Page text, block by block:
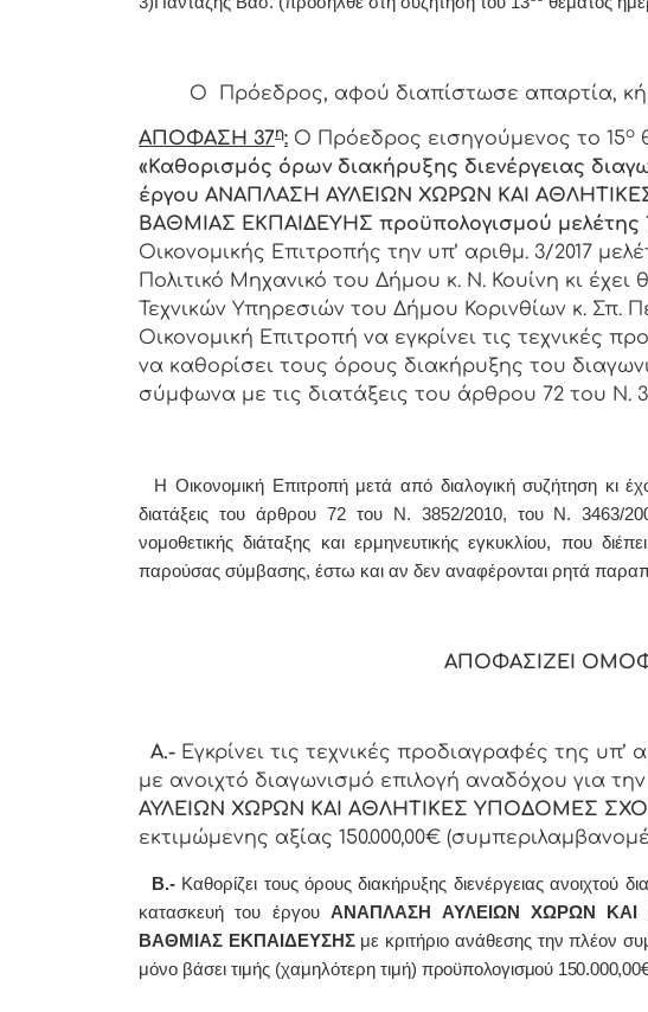
Ο Πρόεδρος, αφού διαπίστωσε απαρτία,
ΑΠΟΦΑΣΗ 37η: Ο Πρόεδρος εισηγούμενος το 15ο
«Καθορισμός όρων διακήρυξης διενέργειας
έργου ΑΝΑΠΛΑΣΗ ΑΥΛΕΙΩΝ ΧΩΡΩΝ ΚΑΙ
ΒΑΘΜΙΑΣ ΕΚΠΑΙΔΕΥΗΣ προϋπολογισμού μελέτης
Οικονομικής Επιτροπής την υπ’ αριθμ. 3/2017
Πολιτικό Μηχανικό του Δήμου κ. Ν. Κουίνη κι
Τεχνικών Υπηρεσιών του Δήμου Κορινθίων κ. Σπ.
Οικονομική Επιτροπή να εγκρίνει τις τεχνικές
να καθορίσει τους όρους διακήρυξης του
σύμφωνα με τις διατάξεις του άρθρου 72 του Ν.
Η Οικονομική Επιτροπή μετά από διαλογική συζήτηση κι
διατάξεις του άρθρου 72 του Ν. 3852/2010, του Ν. 3463/
νομοθετικής διάταξης και ερμηνευτικής εγκυκλίου, που
παρούσας σύμβασης, έστω και αν δεν αναφέρονται ρητά
ΑΠΟΦΑΣΙΖΕΙ
Α.- Εγκρίνει τις τεχνικές προδιαγραφές της υπ’
με ανοιχτό διαγωνισμό επιλογή αναδόχου για
ΑΥΛΕΙΩΝ ΧΩΡΩΝ ΚΑΙ ΑΘΛΗΤΙΚΕΣ ΥΠΟΔΟΜΕΣ
εκτιμώμενης αξίας 150.000,00€
Β.-Καθορίζει τους όρους διακήρυξης διενέργειας ανοιχτού
κατασκευή του έργουΑΝΑΠΛΑΣΗ ΑΥΛΕΙΩΝ ΧΩΡΩΝ ΚΑΙ
ΒΑΘΜΙΑΣ ΕΚΠΑΙΔΕΥΣΗΣμε κριτήριο ανάθεσης την πλέον
μόνο βάσει τιμής (χαμηλότερη τιμή) προϋπολογισμού